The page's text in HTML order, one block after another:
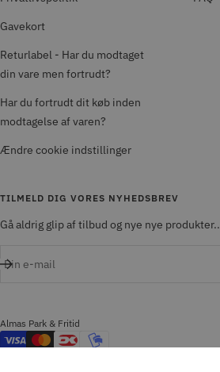
Gavekort
Returlabel - Har du modtaget
din vare men fortrudt?
Har du fortrudt dit køb inden
modtagelse af varen?
Ændre cookie indstillinger
TILMELD DIG VORES NYHEDSBREV
Gå aldrig glip af tilbud og nye nye produkter..
Din e-mail
Almas Park & Fritid